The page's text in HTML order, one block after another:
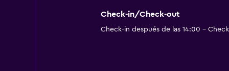
Instalaciones para reuniones
Servicio de habitaciones
Check-in/Check-out
Check-in después de las 14:00 -